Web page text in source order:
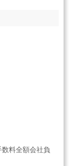
料全額会社負